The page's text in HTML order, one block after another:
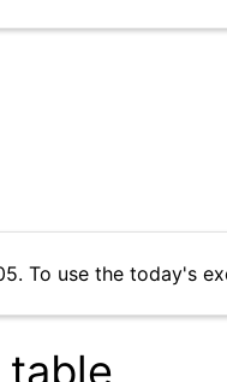
To use the today's
table